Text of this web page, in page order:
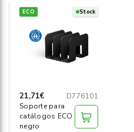
Material Escolar
ECO Stock
21,71€
D776101
Soporte para
catálogos ECO
negro